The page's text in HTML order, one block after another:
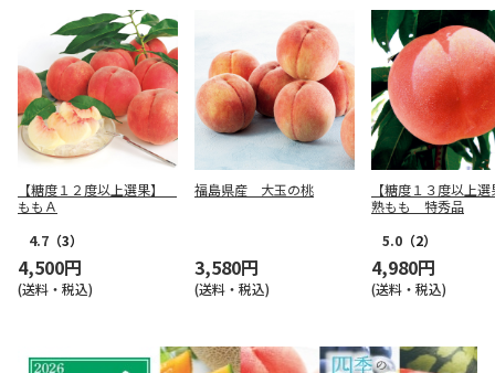
【糖度１２度以上選果】
ももＡ
4.7 （3）
4,500円
(送料・税込)
福島県産 大玉の桃
3,580円
(送料・税込)
【糖度１３度以上
熟もも 特秀品
5.0 （2）
4,980円
(送料・税込)